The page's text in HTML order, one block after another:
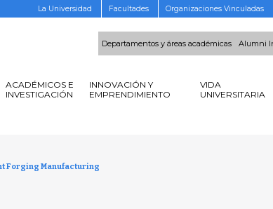
La Universidad Facultades Organizaciones Vinculadas
Departamentos y áreas académicas Alumni
ACADÉMICOS E
INVESTIGACIÓN
INNOVACIÓN Y
EMPRENDIMIENTO
VIDA
UNIVERSITARIA
Forging Manufacturing